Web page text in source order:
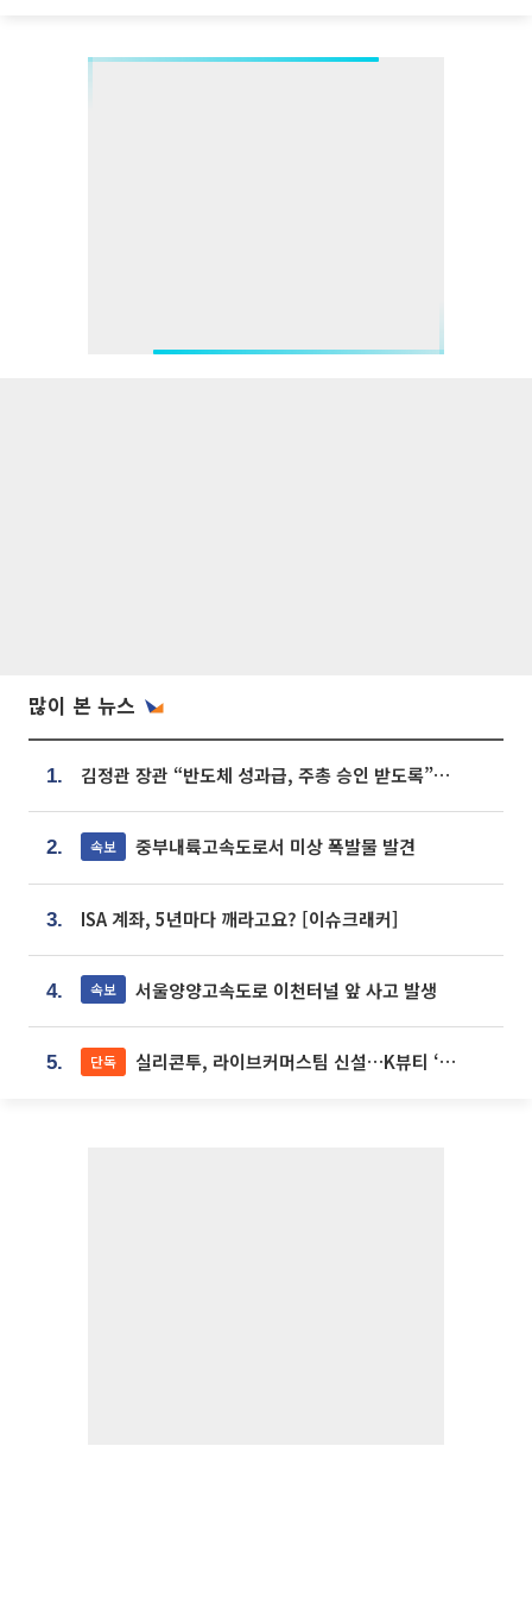
많이 본 뉴스
1. 김정관 장관 “반도체 성과급, 주총 승인 받도록”…상법·자본시장법 개정 시사
2. 속보 중부내륙고속도로서 미상 폭발물 발견
3. ISA 계좌, 5년마다 깨라고요? [이슈크래커]
4. 속보 서울양양고속도로 이천터널 앞 사고 발생
5. 단독 실리콘투, 라이브커머스팀 신설…K뷰티 ‘글로벌 판매망’ 확대[K뷰티 라방戰]